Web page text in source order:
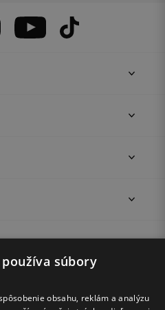
súbory
obsahu, reklám a analýzu